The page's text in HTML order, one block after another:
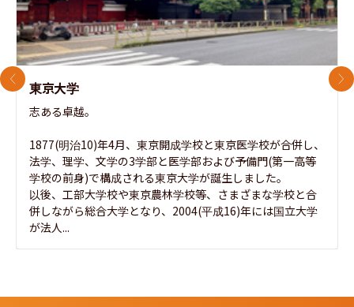
東京大学
志ある卓越。
1877(明治10)年4月、東京開成学校と東京医学校が合併し、
法学、理学、文学の3学部と医学部および予備門(第一高等
学校の前身)で構成される東京大学が誕生しました。
以後、工部大学校や東京農林学校等、さまざまな学校と合
併しながら総合大学となり、2004(平成16)年には国立大学
が法人...
前のスライド 次